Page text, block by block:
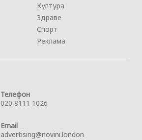
Култура
Здраве
Спорт
Реклама
Телефон
020 8111 1026
Email
advertising@novini.london